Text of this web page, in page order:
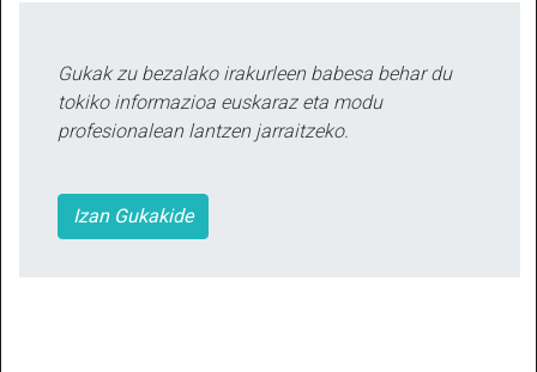
Gukak zu bezalako irakurleen babesa behar du
tokiko informazioa euskaraz eta modu
profesionalean lantzen jarraitzeko.
Izan Gukakide